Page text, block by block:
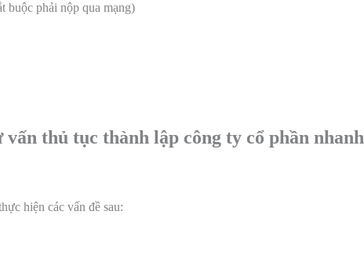
phải nộp qua mạng)
thủ tục thành lập công ty cổ phần nhanh
hiện các vấn đề sau: